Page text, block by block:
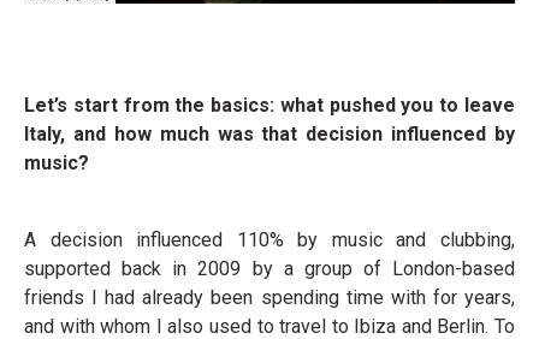
Let’s start from the basics: what pushed you to leave
Italy, and how much was that decision influenced by
music?
A decision influenced 110% by music and clubbing,
supported back in 2009 by a group of London-based
friends I had already been spending time with for years,
and with whom I also used to travel to Ibiza and Berlin. To